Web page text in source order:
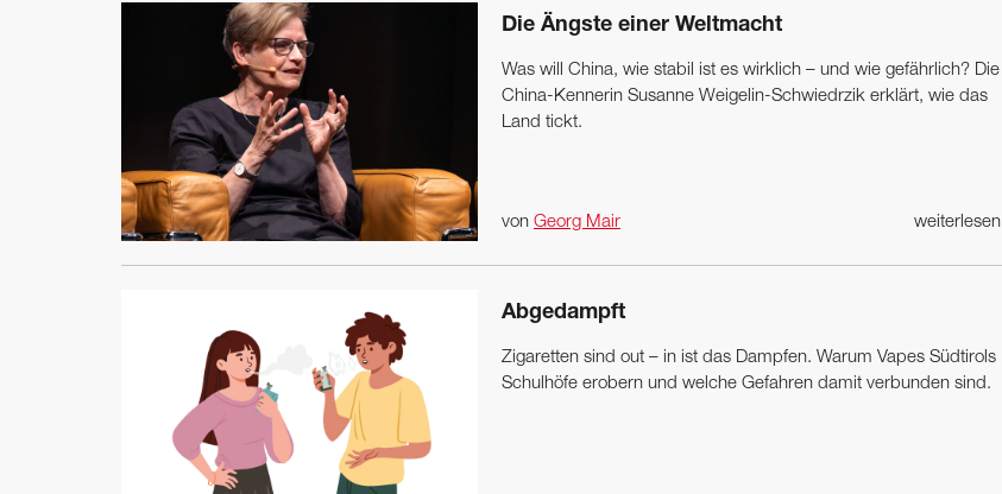
Die Ängste einer Weltmacht
Was will China, wie stabil ist es wirklich – und wie gefährlich? Die
China-Kennerin ­Susanne ­Weigelin-Schwiedrzik erklärt, wie das
Land tickt.
weiterlesen
von Georg Mair
Abgedampft
Zigaretten sind out – in ist das Dampfen. Warum Vapes Südtirols
Schulhöfe erobern und welche Gefahren damit verbunden sind.